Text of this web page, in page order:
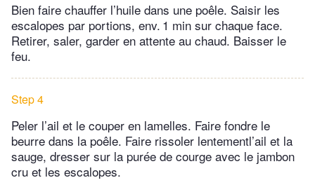
Bien faire chauffer l’huile dans une poêle. Saisir les
escalopes par portions, env. 1 min sur chaque face.
Retirer, saler, garder en attente au chaud. Baisser le
feu.
Step 4
Peler l’ail et le couper en lamelles. Faire fondre le
beurre dans la poêle. Faire rissoler lentementl’ail et la
sauge, dresser sur la purée de courge avec le jambon
cru et les escalopes.